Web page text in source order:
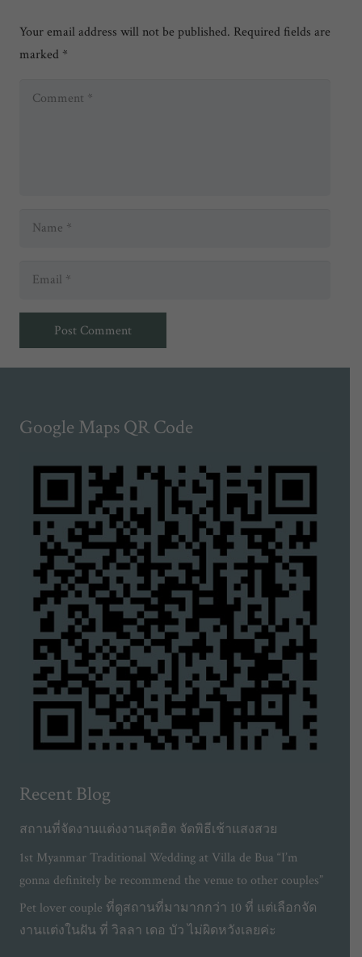
Your email address will not be published. Required fields are
marked *
Post Comment
Google Maps QR Code
Recent Blog
สถานที่จัดงานแต่งงานสุดฮิต จัดพิธีเช้าแสงสวย
1st Myanmar Traditional Wedding at Villa de Bua “I’m
gonna definitely be recommend the venue to other couples”
Pet lover couple ที่ดูสถานที่มามากกว่า 10 ที่ แต่เลือกจัด
งานแต่งในฝัน ที่ วิลลา เดอ บัว ไม่ผิดหวังเลยค่ะ